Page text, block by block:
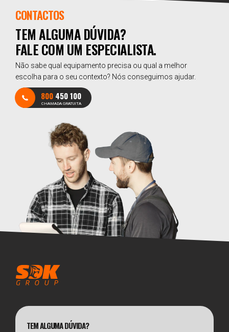
CONTACTOS
TEM ALGUMA DÚVIDA?
FALE COM UM ESPECIALISTA.
Não sabe qual equipamento precisa ou qual a melhor
escolha para o seu contexto? Nós conseguimos ajudar.
800 450 100
CHAMADA GRATUITA
TEM ALGUMA DÚVIDA?